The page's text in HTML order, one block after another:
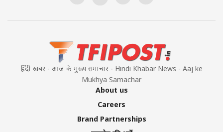
हिंदी खबर - आज के मुख्य समाचार - Hindi Khabar News - Aaj ke
Mukhya Samachar
About us
Careers
Brand Partnerships